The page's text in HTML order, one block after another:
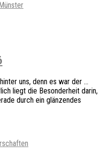
uns, denn es war der …
liegt die Besonderheit darin,
durch ein glänzendes